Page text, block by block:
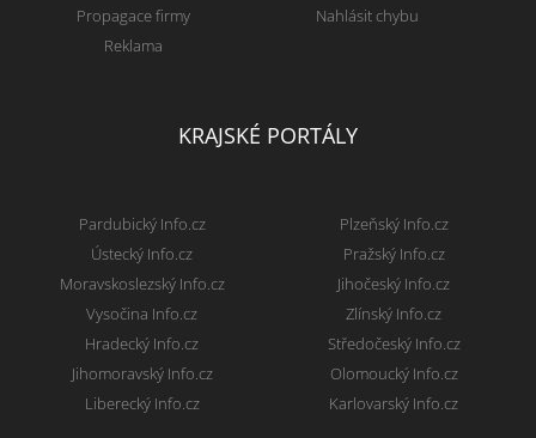
Propagace firmy
Reklama
Nahlásit chybu
KRAJSKÉ PORTÁLY
Pardubický Info.cz
Ústecký Info.cz
Moravskoslezský Info.cz
Vysočina Info.cz
Hradecký Info.cz
Jihomoravský Info.cz
Liberecký Info.cz
Plzeňský Info.cz
Pražský Info.cz
Jihočeský Info.cz
Zlínský Info.cz
Středočeský Info.cz
Olomoucký Info.cz
Karlovarský Info.cz